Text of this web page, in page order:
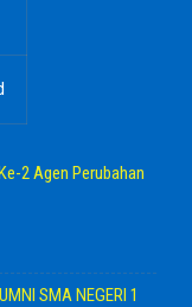
2 Agen Perubahan
SMA NEGERI 1